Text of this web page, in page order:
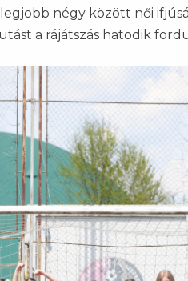
négy között női
a rájátszás hatodik